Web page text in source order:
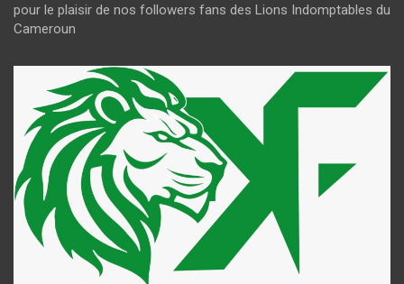
pour le plaisir de nos followers fans des Lions Indomptables du
Cameroun